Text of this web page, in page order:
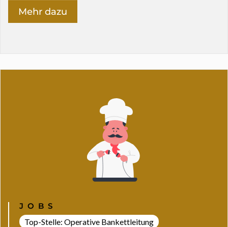
Mehr dazu
JOBS
Top-Stelle: Operative Bankettleitung